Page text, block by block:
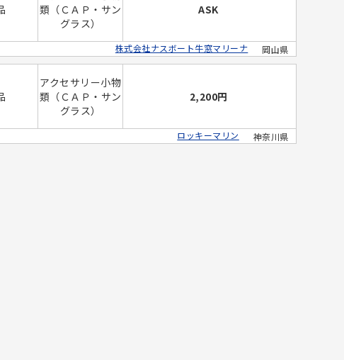
類（ＣＡＰ・サン
グラス）
ASK
岡山県
株式会社ナスボート牛窓マリーナ
アクセサリー小物
類（ＣＡＰ・サン
グラス）
2,200円
神奈川県
ロッキーマリン